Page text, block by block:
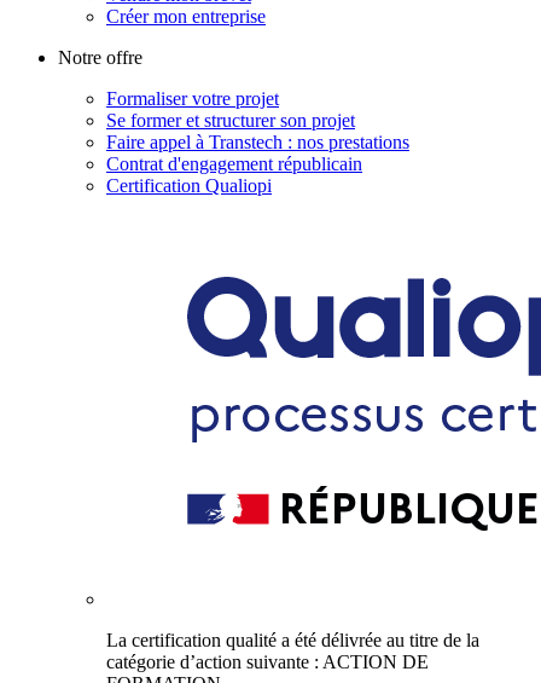
Créer mon entreprise
Notre offre
Formaliser votre projet
Se former et structurer son projet
Faire appel à Transtech : nos prestations
Contrat d'engagement républicain
Certification Qualiopi
La certification qualité a été délivrée au titre de la
catégorie d’action suivante : ACTION DE